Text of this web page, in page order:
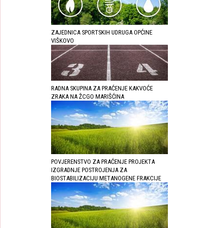
ZAJEDNICA SPORTSKIH UDRUGA OPĆINE
VIŠKOVO
RADNA SKUPINA ZA PRAĆENJE KAKVOĆE
ZRAKA NA ŽCGO MARIŠĆINA
POVJERENSTVO ZA PRAĆENJE PROJEKTA
IZGRADNJE POSTROJENJA ZA
BIOSTABILIZACIJU METANOGENE FRAKCIJE